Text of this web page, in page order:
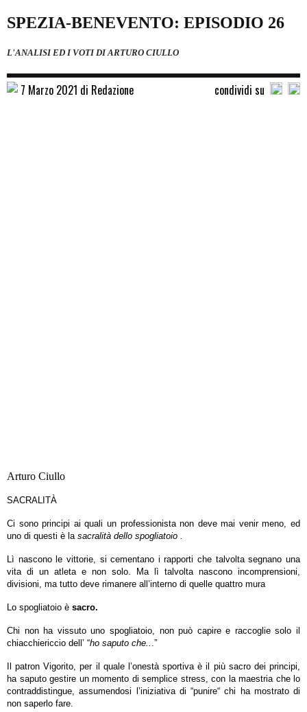
SPEZIA-BENEVENTO: EPISODIO 26
L'ANALISI ED I VOTI DI ARTURO CIULLO
7 Marzo 2021 di Redazione condividi su
Arturo Ciullo
SACRALITÀ
Ci sono principi ai quali un professionista non deve mai venir meno, ed
uno di questi è la sacralità dello spogliatoio .
Lì nascono le vittorie, si cementano i rapporti che talvolta segnano una
vita di un atleta e non solo. Ma lì talvolta nascono incomprensioni,
divisioni, ma tutto deve rimanere all’interno di quelle quattro mura
Lo spogliatoio è sacro.
Chi non ha vissuto uno spogliatoio, non può capire e raccoglie solo il
chiacchiericcio dell’ “ho saputo che.. .”
Il patron Vigorito, per il quale l’onestà sportiva è il più sacro dei principi,
ha saputo gestire un momento di semplice stress, con la maestria che lo
contraddistingue, assumendosi l’iniziativa di “punire“ chi ha mostrato di
non saperlo fare.